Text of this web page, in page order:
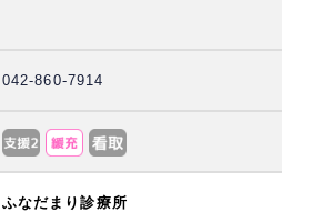
042-860-7914
ふなだまり診療所